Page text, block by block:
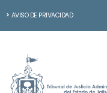
AVISO DE PRIVACIDAD